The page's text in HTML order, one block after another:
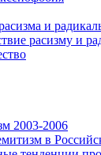
и
расизму и
2003-2006
в